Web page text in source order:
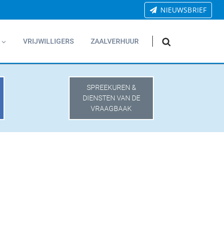
NIEUWSBRIEF
VRIJWILLIGERS ZAALVERHUUR
SPREEKUREN &
DIENSTEN VAN DE
VRAAGBAAK